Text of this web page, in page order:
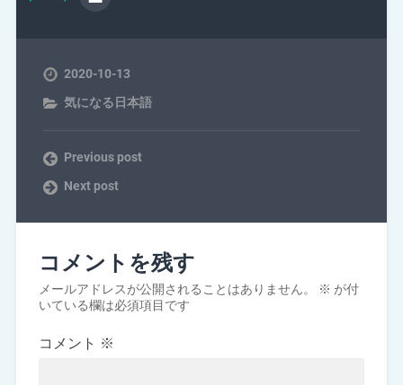
2020-10-13
気になる日本語
Previous post
Next post
コメントを残す
メールアドレスが公開されることはありません。 ※ が付
いている欄は必須項目です
コメント ※